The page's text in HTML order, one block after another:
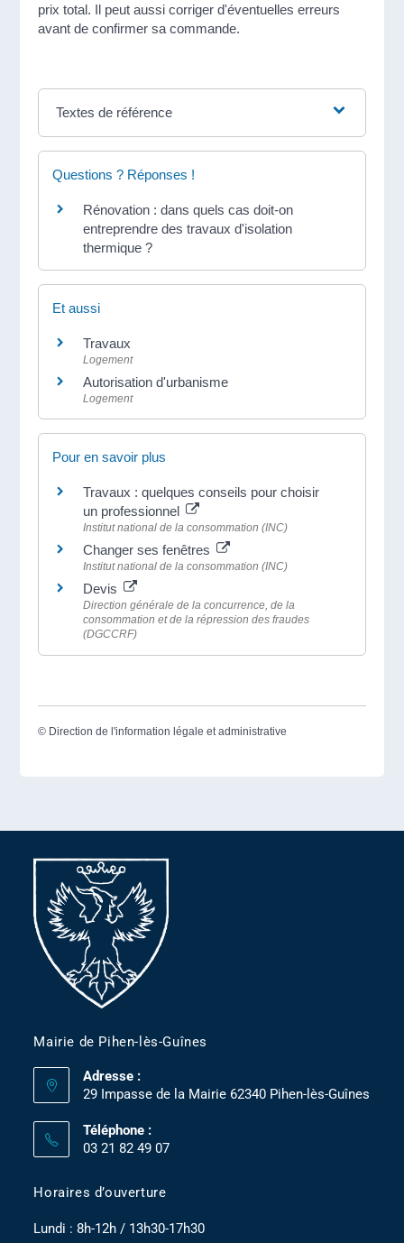
prix total. Il peut aussi corriger d'éventuelles erreurs
avant de confirmer sa commande.
Textes de référence
Questions ? Réponses !
Rénovation : dans quels cas doit-on
entreprendre des travaux d'isolation
thermique ?
Et aussi
Travaux
Logement
Autorisation d'urbanisme
Logement
Pour en savoir plus
Travaux : quelques conseils pour choisir
un professionnel
Institut national de la consommation (INC)
Changer ses fenêtres
Institut national de la consommation (INC)
Devis
Direction générale de la concurrence, de la
consommation et de la répression des fraudes
(DGCCRF)
© Direction de l'information légale et administrative
Mairie de Pihen-lès-Guînes
Adresse :
29 Impasse de la Mairie 62340 Pihen-lès-Guînes
Téléphone :
03 21 82 49 07
Horaires d’ouverture
Lundi : 8h-12h / 13h30-17h30